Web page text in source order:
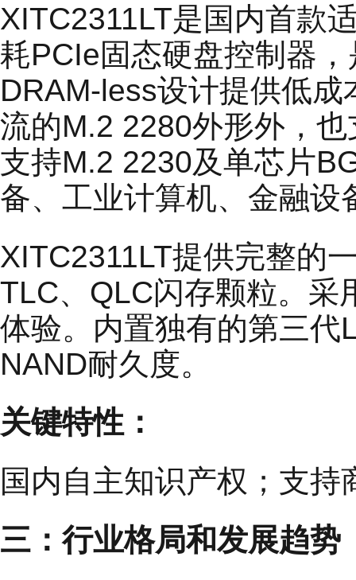
XITC2311LT是国内首款
耗PCIe固态硬盘控制器
DRAM-less设计提供低
流的M.2 2280外形外，
支持M.2 2230及单芯片
备、工业计算机、金融设
XITC2311LT提供完整的
TLC、QLC闪存颗粒。采
体验。内置独有的第三代
NAND耐久度。
关键特性：
国内自主知识产权；支持
三：行业格局和发展趋势